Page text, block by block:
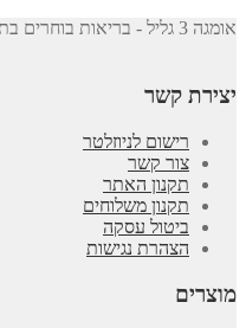
אומגה 3 גליל - בריאות בוחרים בתזונה
יצירת קשר
רישום לניוזלטר
צור קשר
תקנון האתר
תקנון משלוחים
ביטול עסקה
הצהרת נגישות
מוצרים